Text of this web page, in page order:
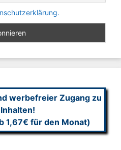
werbefreier Zugang zu
1,67€ für den Monat)